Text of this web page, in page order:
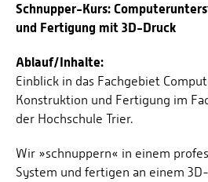
Schnupper-Kurs:
und Fertigung mit 3D-Druck
Ablauf/Inhalte:
Einblick in das Fachgebiet
Konstruktion und Fertigung im
der Hochschule Trier.
Wir »schnuppern« in einem
System und fertigen an einem